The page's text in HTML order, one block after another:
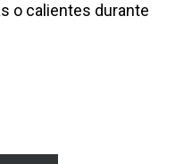
o calientes durante